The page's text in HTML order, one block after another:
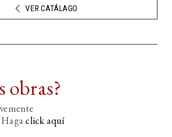
VER CATÁLAGO
obras?
click aquí­